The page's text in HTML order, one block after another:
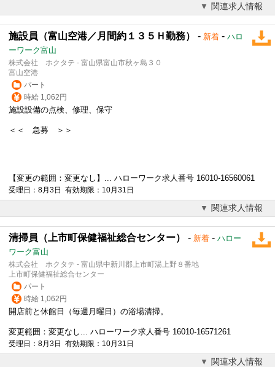
関連求人情報
施設員（富山空港／月間約１３５Ｈ勤務） - 新着 - ハロ
ーワーク富山
株式会社 ホクタテ - 富山県富山市秋ヶ島３０
富山空港
パート
時給 1,062円
施設設備の点検、修理、保守
＜＜ 急募 ＞＞
【変更の範囲：変更なし】... ハローワーク求人番号 16010-16560061
受理日：8月3日 有効期限：10月31日
関連求人情報
清掃員（上市町保健福祉総合センター） - 新着 - ハロー
ワーク富山
株式会社 ホクタテ - 富山県中新川郡上市町湯上野８番地
上市町保健福祉総合センター
パート
時給 1,062円
開店前と休館日（毎週月曜日）の浴場清掃。
変更範囲：変更なし... ハローワーク求人番号 16010-16571261
受理日：8月3日 有効期限：10月31日
関連求人情報